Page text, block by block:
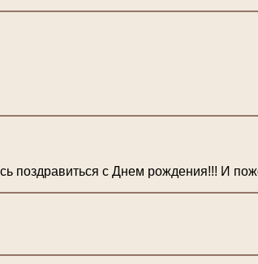
поздравиться с Днем рождения!!! И